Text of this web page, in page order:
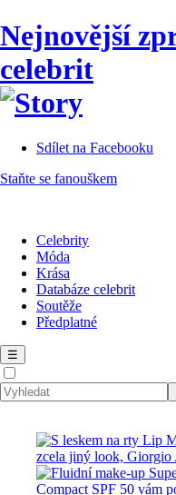
Nejnovější
celebrit
Sdílet na Facebooku
Staňte se fanouškem
Celebrity
Móda
Krása
Databáze celebrit
Soutěže
Předplatné
☰